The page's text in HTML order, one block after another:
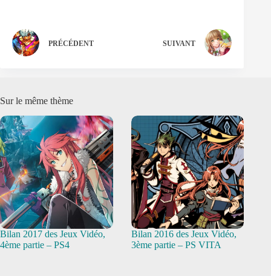
PRÉCÉDENT SUIVANT
Sur le même thème
Bilan 2017 des Jeux Vidéo,
4ème partie – PS4
Bilan 2016 des Jeux Vidéo,
3ème partie – PS VITA